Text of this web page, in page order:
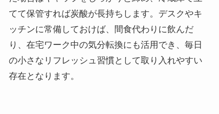
てて保管すれば炭酸が長持ちします。デスクやキ
ッチンに常備しておけば、間食代わりに飲んだ
り、在宅ワーク中の気分転換にも活用でき、毎日
の小さなリフレッシュ習慣として取り入れやすい
存在となります。